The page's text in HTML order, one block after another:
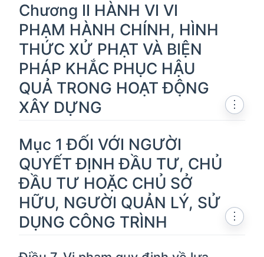
Chương II HÀNH VI VI
PHẠM HÀNH CHÍNH, HÌNH
THỨC XỬ PHẠT VÀ BIỆN
PHÁP KHẮC PHỤC HẬU
QUẢ TRONG HOẠT ĐỘNG
XÂY DỰNG
Mục 1 ĐỐI VỚI NGƯỜI
QUYẾT ĐỊNH ĐẦU TƯ, CHỦ
ĐẦU TƯ HOẶC CHỦ SỞ
HỮU, NGƯỜI QUẢN LÝ, SỬ
DỤNG CÔNG TRÌNH
⋮
⋮